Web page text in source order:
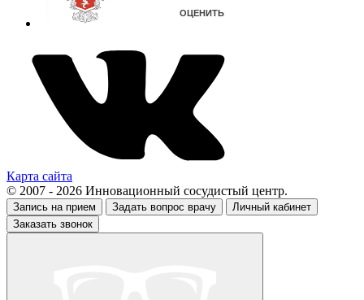
Карта сайта
© 2007 - 2026 Инновационный сосудистый центр.
Запись на прием Задать вопрос врачу
Личный кабинет
Заказать звонок